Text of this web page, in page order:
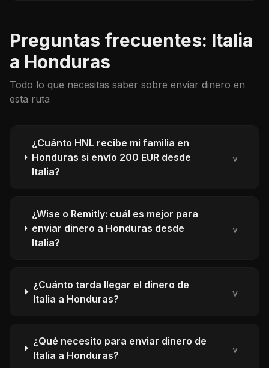
Preguntas frecuentes: Italia
a Honduras
Todo lo que necesitas saber sobre enviar dinero en
esta ruta
¿Cuánto HNL recibe mi familia en
Honduras si envío 200 EUR desde
Italia?
v
¿Wise o Remitly: cuál es mejor para
enviar dinero a Honduras desde
Italia?
v
¿Cuánto tarda llegar el dinero de
Italia a Honduras?
v
¿Qué necesito para enviar dinero de
Italia a Honduras?
v